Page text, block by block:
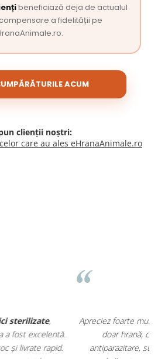
beneficiază deja de actualul
a fidelității pe
ACUM
clienții noștri:
care au ales eHranaAnimale.ro
Stancea
că peehranaanimale.rogăsesc nu
dinfarmacia veterinară:
și soluții de îngrijire. Este foarte